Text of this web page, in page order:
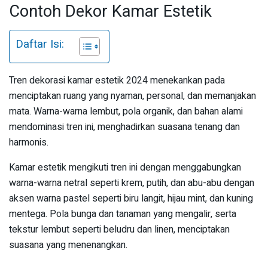
Contoh Dekor Kamar Estetik
Daftar Isi:
Tren dekorasi kamar estetik 2024 menekankan pada
menciptakan ruang yang nyaman, personal, dan memanjakan
mata. Warna-warna lembut, pola organik, dan bahan alami
mendominasi tren ini, menghadirkan suasana tenang dan
harmonis.
Kamar estetik mengikuti tren ini dengan menggabungkan
warna-warna netral seperti krem, putih, dan abu-abu dengan
aksen warna pastel seperti biru langit, hijau mint, dan kuning
mentega. Pola bunga dan tanaman yang mengalir, serta
tekstur lembut seperti beludru dan linen, menciptakan
suasana yang menenangkan.